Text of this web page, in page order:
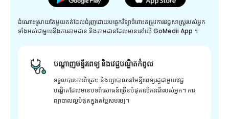
ដំណោះស្រាយតែមួយគត់ដែលជំរុញដោយបច្ចេកវិទ្យាចំពោះតម្រូវការវេជ្ជសាស្រ្តរបស់អ្នក
ទាំងអស់ជាមួយនឹងការតាមដាន និងតាមដានដែលមាននៅលើ GoMedii App ។
បណ្តាញមន្ទីរពេទ្យ និងវេជ្ជបណ្ឌិតកំពូល
ទទួលបានការពិគ្រោះ និងព្យាបាលនៅមន្ទីរពេទ្យរដ្ឋជាមួយវេជ្ជ
បណ្ឌិតដែលមានបទពិសោធន៍ច្រើនបំផុតលើករណីរបស់អ្នក។ ការ
ព្យាបាលល្អបំផុតក្នុងតម្លៃសមរម្យ។